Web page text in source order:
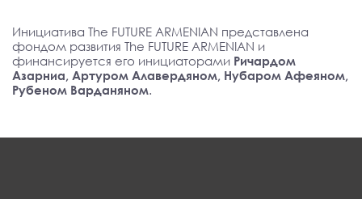
Инициатива The FUTURE ARMENIAN представлена
фондом развития The FUTURE ARMENIAN и
финансируется его инициаторами Ричардом
Азарниа, Артуром Алавердяном, Нубаром Афеяном,
Рубеном Варданяном.